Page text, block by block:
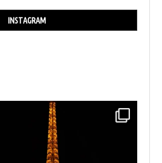
INSTAGRAM